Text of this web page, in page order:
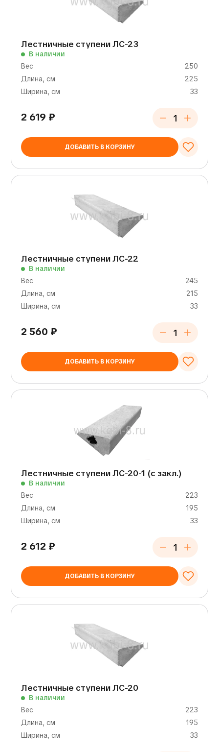
Лестничные ступени ЛС-23
В наличии
Вес
250
Длина, см
225
Ширина, см
33
2 619 ₽
ДОБАВИТЬ В КОРЗИНУ
Лестничные ступени ЛС-22
В наличии
Вес
245
Длина, см
215
Ширина, см
33
2 560 ₽
ДОБАВИТЬ В КОРЗИНУ
Лестничные ступени ЛС-20-1 (с закл.)
В наличии
Вес
223
Длина, см
195
Ширина, см
33
2 612 ₽
ДОБАВИТЬ В КОРЗИНУ
Лестничные ступени ЛС-20
В наличии
Вес
223
Длина, см
195
Ширина, см
33